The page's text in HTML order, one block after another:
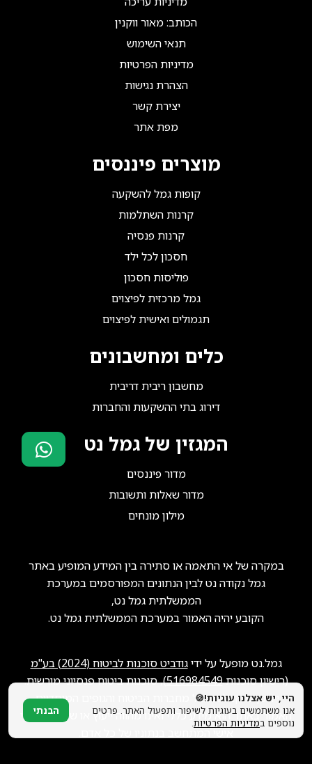
הכותב: מאור ווקנין
תנאי השימוש
מדיניות הפרטיות
הצהרת נגישות
יצירת קשר
מפת אתר
מוצרים פיננסים
קופות גמל להשקעה
קרנות השתלמות
קרנות פנסיה
חסכון לכל ילד
פוליסות חסכון
גמל מרכזית לפיצוים
תגמולים ואישית לפיצוים
כלים ומחשבונים
מחשבון ריבית דריבית
דירוג בתי ההשקעות והחברות
המגזין של גמל נט
מדור פיננסים
מדור שאלות ותשובות
מילון מונחים
במקרה של אי התאמה או סתירה בין המידע המופיע באתר
גמל נקודה נט לבין הנתונים המפורסמים במערכת
הממשלתית גמל נט,
הקובע יהיה האמור במערכת הממשלתית גמל נט.
גמל.נט מופעל על ידיגודביט סוכנות לביטוח (2024) בע"מ
(רישיון סוכנות516984549), סוכנות ביטוח פנסיוני מורשית.
ייתכן שנקבל תגמול מחברות הביטוח והגופים המוסדיים.
האמור באתר הוא מידע כללי ואינו מהווה ייעוץ או שיווק פנסיוני
אישי המתחשב בנתוניו של כל אדם.
היי, יש אצלנו עוגיות!🍪
אנו משתמשים בעוגיות לשיפור ותפעול האתר. פרטים
נוספים במדיניות הפרטיות.
הבנתי